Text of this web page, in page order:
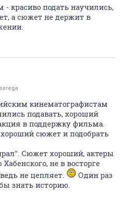
красиво подать научились,
а сюжет не держит в
serega
кинематографистам
подавать, хороший
в поддержку фильма.
сюжет и подобрать
Сюжет хороший, актеры
не в восторге
не цепляет.
Один раз
знать историю.